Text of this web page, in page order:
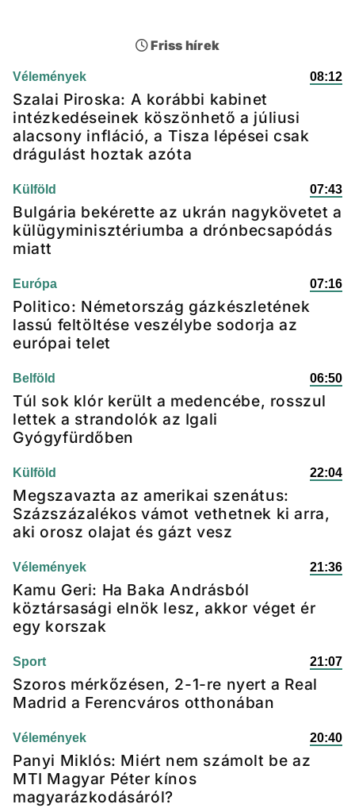
Friss hírek
Vélemények 08:12
Szalai Piroska: A korábbi kabinet
intézkedéseinek köszönhető a júliusi
alacsony infláció, a Tisza lépései csak
drágulást hoztak azóta
Külföld 07:43
Bulgária bekérette az ukrán nagykövetet a
külügyminisztériumba a drónbecsapódás
miatt
Európa 07:16
Politico: Németország gázkészletének
lassú feltöltése veszélybe sodorja az
európai telet
Belföld 06:50
Túl sok klór került a medencébe, rosszul
lettek a strandolók az Igali
Gyógyfürdőben
Külföld 22:04
Megszavazta az amerikai szenátus:
Százszázalékos vámot vethetnek ki arra,
aki orosz olajat és gázt vesz
Vélemények 21:36
Kamu Geri: Ha Baka Andrásból
köztársasági elnök lesz, akkor véget ér
egy korszak
Sport 21:07
Szoros mérkőzésen, 2-1-re nyert a Real
Madrid a Ferencváros otthonában
Vélemények 20:40
Panyi Miklós: Miért nem számolt be az
MTI Magyar Péter kínos
magyarázkodásáról?